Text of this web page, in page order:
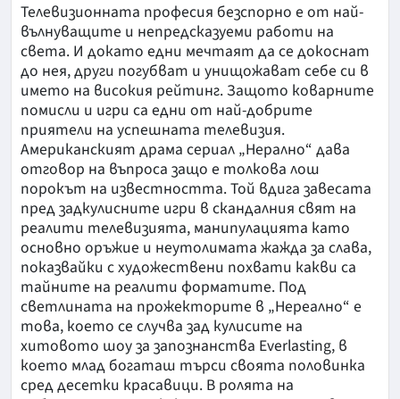
Телевизионната професия безспорно е от най-
вълнуващите и непредсказуеми работи на
света. И докато едни мечтаят да се докоснат
до нея, други погубват и унищожават себе си в
името на високия рейтинг. Защото коварните
помисли и игри са едни от най-добрите
приятели на успешната телевизия.
Американският драма сериал „Нерално“ дава
отговор на въпроса защо е толкова лош
порокът на известността. Той вдига завесата
пред задкулисните игри в скандалния свят на
реалити телевизията, манипулацията като
основно оръжие и неутолимата жажда за слава,
показвайки с художествени похвати какви са
тайните на реалити форматите. Под
светлината на прожекторите в „Нереално“ е
това, което се случва зад кулисите на
хитовото шоу за запознанства Everlasting, в
което млад богаташ търси своята половинка
сред десетки красавици. В ролята на